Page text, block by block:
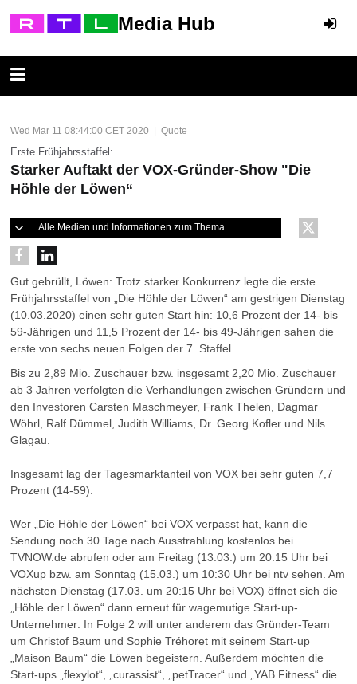
Media Hub
Wed Mar 11 08:44:00 CET 2020 | Quote
Erste Frühjahrsstaffel:
Starker Auftakt der VOX-Gründer-Show "Die
Höhle der Löwen“
Alle Medien und Informationen zum Thema
Gut gebrüllt, Löwen: Trotz starker Konkurrenz legte die erste
Frühjahrsstaffel von „Die Höhle der Löwen“ am gestrigen Dienstag
(10.03.2020) einen sehr guten Start hin: 10,6 Prozent der 14- bis
59-Jährigen und 11,5 Prozent der 14- bis 49-Jährigen sahen die
erste von sechs neuen Folgen der 7. Staffel.
Bis zu 2,89 Mio. Zuschauer bzw. insgesamt 2,20 Mio. Zuschauer
ab 3 Jahren verfolgten die Verhandlungen zwischen Gründern und
den Investoren Carsten Maschmeyer, Frank Thelen, Dagmar
Wöhrl, Ralf Dümmel, Judith Williams, Dr. Georg Kofler und Nils
Glagau.
Insgesamt lag der Tagesmarktanteil von VOX bei sehr guten 7,7
Prozent (14-59).
Wer „Die Höhle der Löwen“ bei VOX verpasst hat, kann die
Sendung noch 30 Tage nach Ausstrahlung kostenlos bei
TVNOW.de abrufen oder am Freitag (13.03.) um 20:15 Uhr bei
VOXup bzw. am Sonntag (15.03.) um 10:30 Uhr bei ntv sehen. Am
nächsten Dienstag (17.03. um 20:15 Uhr bei VOX) öffnet sich die
„Höhle der Löwen“ dann erneut für wagemutige Start-up-
Unternehmer: In Folge 2 will unter anderem das Gründer-Team
um Christof Baum und Sophie Tréhoret mit seinem Start-up
„Maison Baum“ die Löwen begeistern. Außerdem möchten die
Start-ups „flexylot“, „curassist“, „petTracer“ und „YAB Fitness“ die